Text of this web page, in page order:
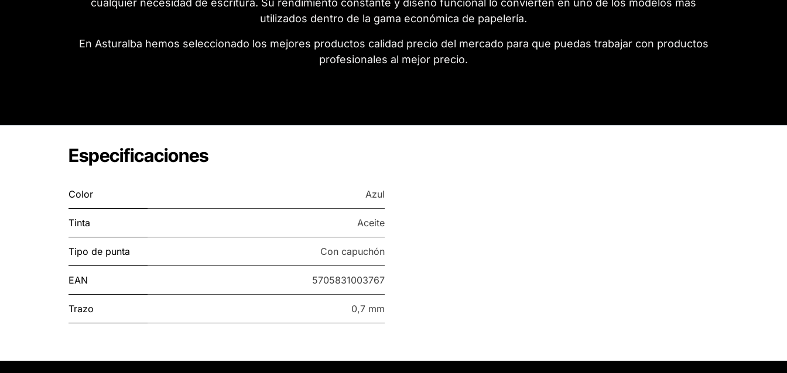
cualquier necesidad de escritura. Su rendimiento constante y diseño funcional lo convierten en uno de los modelos más
utilizados dentro de la gama económica de papelería.
En Asturalba hemos seleccionado los mejores productos calidad precio del mercado para que puedas trabajar con productos
profesionales al mejor precio.
Especificaciones
Color Azul
Tinta Aceite
Tipo de punta Con capuchón
EAN 5705831003767
Trazo 0,7 mm